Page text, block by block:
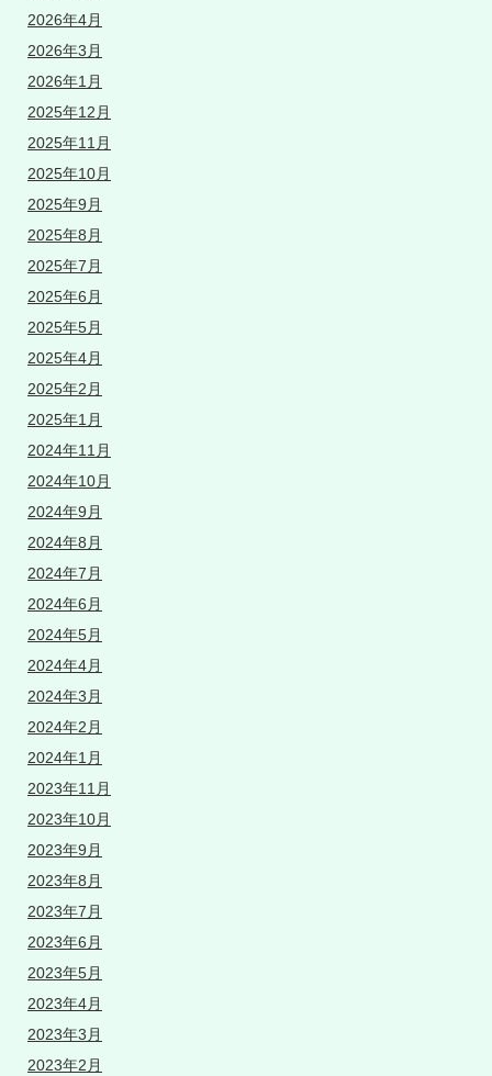
2026年4月
2026年3月
2026年1月
2025年12月
2025年11月
2025年10月
2025年9月
2025年8月
2025年7月
2025年6月
2025年5月
2025年4月
2025年2月
2025年1月
2024年11月
2024年10月
2024年9月
2024年8月
2024年7月
2024年6月
2024年5月
2024年4月
2024年3月
2024年2月
2024年1月
2023年11月
2023年10月
2023年9月
2023年8月
2023年7月
2023年6月
2023年5月
2023年4月
2023年3月
2023年2月